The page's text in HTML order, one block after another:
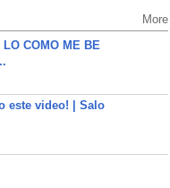
More
COMO ME BE
este video! | Salo